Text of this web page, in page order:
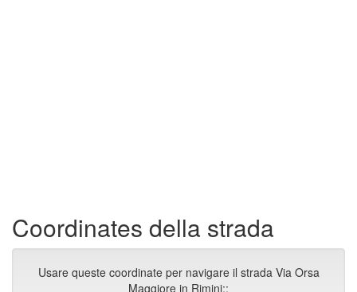
Coordinates della strada
Usare queste coordinate per navigare il strada Via Orsa
Maggiore in Rimini::